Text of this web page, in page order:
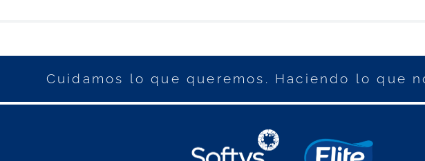
Cuidamos lo que queremos. Haciendo lo que